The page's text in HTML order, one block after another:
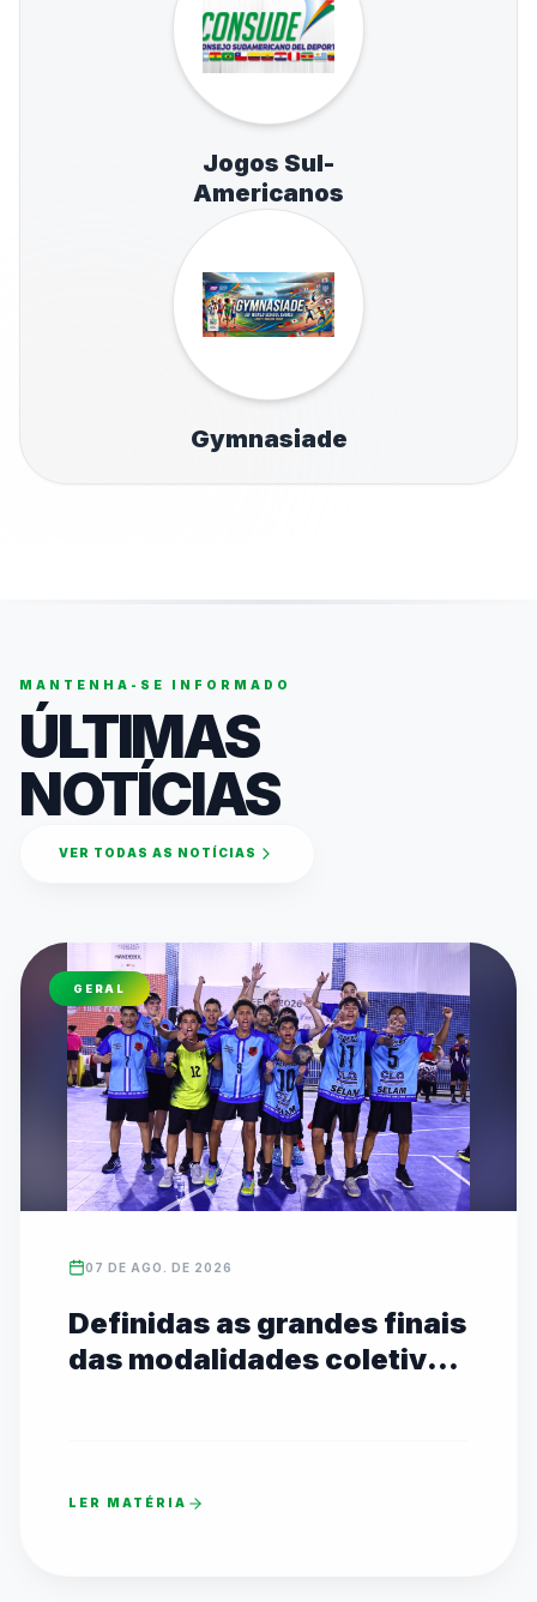
Jogos Sul-
Americanos
Gymnasiade
MANTENHA-SE INFORMADO
ÚLTIMAS
NOTÍCIAS
VER TODAS AS NOTÍCIAS
GERAL
07 DE AGO. DE 2026
Definidas as grandes finais
das modalidades coletivas
LER MATÉRIA